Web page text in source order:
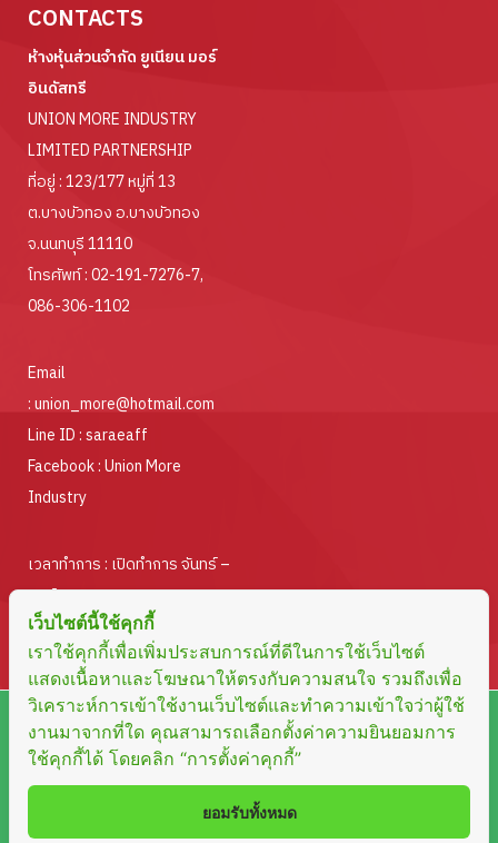
CONTACTS
ห้างหุ้นส่วนจำกัด ยูเนียน มอร์
อินดัสทรี
UNION MORE INDUSTRY
LIMITED PARTNERSHIP
ที่อยู่ : 123/177 หมู่ที่ 13
ต.บางบัวทอง อ.บางบัวทอง
จ.นนทบุรี 11110
โทรศัพท์ :02-191-7276-7,
086-306-1102
Email
:union_more@hotmail.com
Line ID :saraeaff
Facebook :Union More
Industry
เวลาทำการ : เปิดทำการ จันทร์ –
ศุกร์
ตั้งแต่เวลา 08.30 – 17.00 น.
Copyright © 2023 UNION MORE INDUSTRY LIMITED
PARTNERSHIP. All rights reserved Design by
เว็บไซต์นี้ใช้คุกกี้
เราใช้คุกกี้เพื่อเพิ่มประสบการณ์ที่ดีในการใช้เว็บไซต์
แสดงเนื้อหาและโฆษณาให้ตรงกับความสนใจ รวมถึงเพื่อ
วิเคราะห์การเข้าใช้งานเว็บไซต์และทำความเข้าใจว่าผู้ใช้
งานมาจากที่ใด คุณสามารถเลือกตั้งค่าความยินยอมการ
ใช้คุกกี้ได้ โดยคลิก “การตั้งค่าคุกกี้”
ยอมรับทั้งหมด